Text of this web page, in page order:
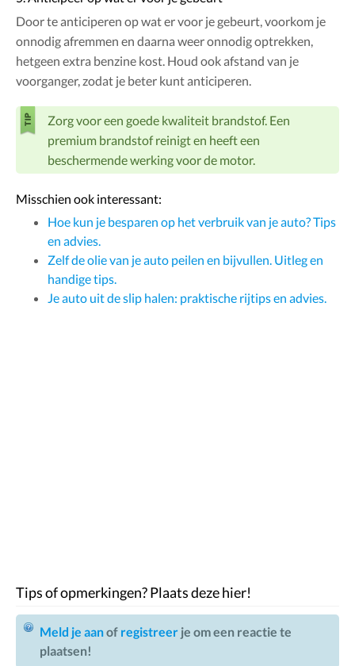
Door te anticiperen op wat er voor je gebeurt, voorkom je
onnodig afremmen en daarna weer onnodig optrekken,
hetgeen extra benzine kost. Houd ook afstand van je
voorganger, zodat je beter kunt anticiperen.
Zorg voor een goede kwaliteit brandstof. Een
premium brandstof reinigt en heeft een
beschermende werking voor de motor.
Misschien ook interessant:
Hoe kun je besparen op het verbruik van je auto? Tips
en advies.
Zelf de olie van je auto peilen en bijvullen. Uitleg en
handige tips.
Je auto uit de slip halen: praktische rijtips en advies.
Tips of opmerkingen? Plaats deze hier!
Meld je aanof registreer je om een reactie te
plaatsen!